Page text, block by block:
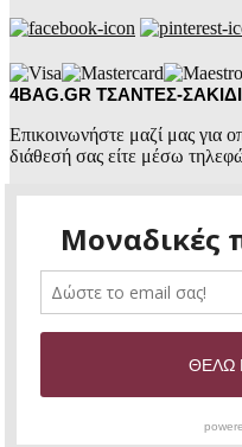
4BAG.GR ΤΣΑΝΤΕΣ-
Επικοινωνήστε μαζί μας για
διάθεσή σας είτε μέσω
4BAG.GR
+30 2441 774460
4bag.gr@gmail.com
Ώρες επικοινωνίας:
4BAG.GR